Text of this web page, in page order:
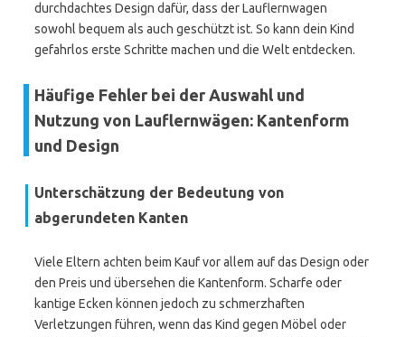
durchdachtes Design dafür, dass der Lauflernwagen
sowohl bequem als auch geschützt ist. So kann dein Kind
gefahrlos erste Schritte machen und die Welt entdecken.
Häufige Fehler bei der Auswahl und
Nutzung von Lauflernwägen: Kantenform
und Design
Unterschätzung der Bedeutung von
abgerundeten Kanten
Viele Eltern achten beim Kauf vor allem auf das Design oder
den Preis und übersehen die Kantenform. Scharfe oder
kantige Ecken können jedoch zu schmerzhaften
Verletzungen führen, wenn das Kind gegen Möbel oder